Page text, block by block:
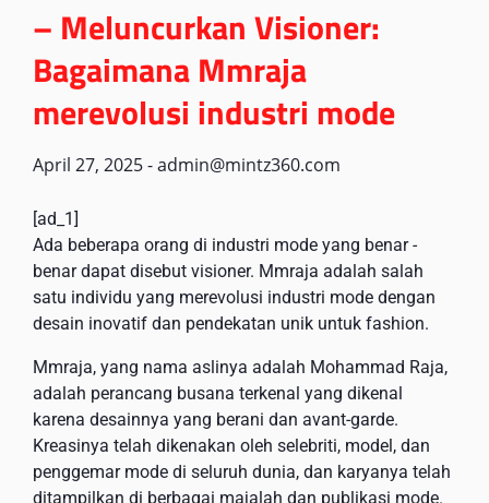
– Meluncurkan Visioner:
Bagaimana Mmraja
merevolusi industri mode
April 27, 2025-admin@mintz360.com
[ad_1]
Ada beberapa orang di industri mode yang benar -
benar dapat disebut visioner. Mmraja adalah salah
satu individu yang merevolusi industri mode dengan
desain inovatif dan pendekatan unik untuk fashion.
Mmraja, yang nama aslinya adalah Mohammad Raja,
adalah perancang busana terkenal yang dikenal
karena desainnya yang berani dan avant-garde.
Kreasinya telah dikenakan oleh selebriti, model, dan
penggemar mode di seluruh dunia, dan karyanya telah
ditampilkan di berbagai majalah dan publikasi mode.